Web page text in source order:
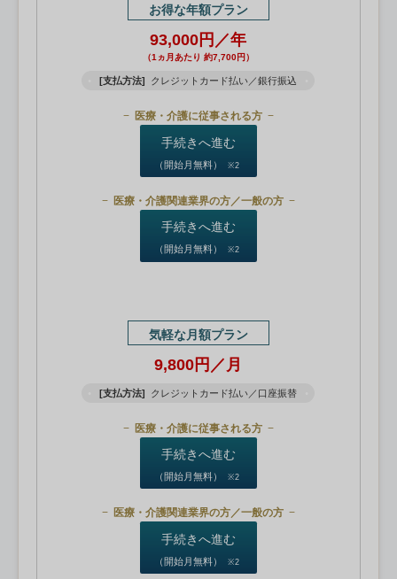
お得な年額プラン
93,000円／年
（1ヵ月あたり 約7,700円）
[支払方法] クレジットカード払い／銀行振込
医療・介護に従事される方
手続きへ進む
（開始月無料） ※2
医療・介護関連業界の方／一般の方
手続きへ進む
（開始月無料） ※2
気軽な月額プラン
9,800円／月
[支払方法] クレジットカード払い／口座振替
医療・介護に従事される方
手続きへ進む
（開始月無料） ※2
医療・介護関連業界の方／一般の方
手続きへ進む
（開始月無料） ※2